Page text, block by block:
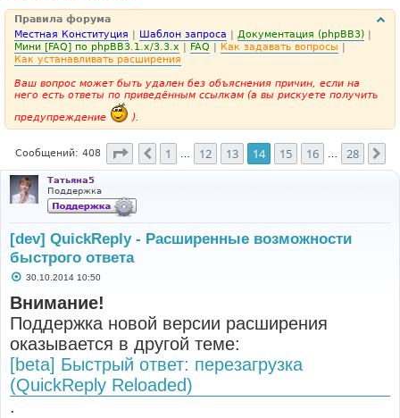
Правила форума
Местная Конституция | Шаблон запроса | Документация (phpBB3) |
Мини [FAQ] по phpBB3.1.x/3.3.x | FAQ | Как задавать вопросы |
Как устанавливать расширения
Ваш вопрос может быть удален без объяснения причин, если на
него есть ответы по приведённым ссылкам (а вы рискуете получить
предупреждение
).
Сообщений: 408 Страница14 из 28
Пред.
1 12 13 14 15 16 28
Татьяна5
Поддержка
[dev] QuickReply - Расширенные возможности
быстрого ответа
С
б
щ
е
н
и
е
30.10.2014 10:50
Внимание!
Поддержка новой версии расширения
оказывается в другой теме:
[beta] Быстрый ответ: перезагрузка
(QuickReply Reloaded)
.